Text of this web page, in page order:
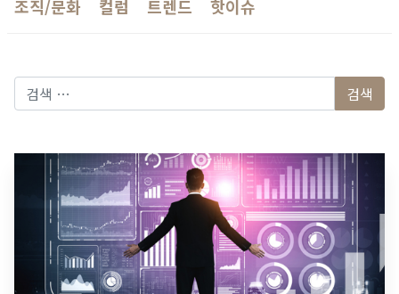
조직/문화
컬럼 트렌드 핫이슈
다음 검색: